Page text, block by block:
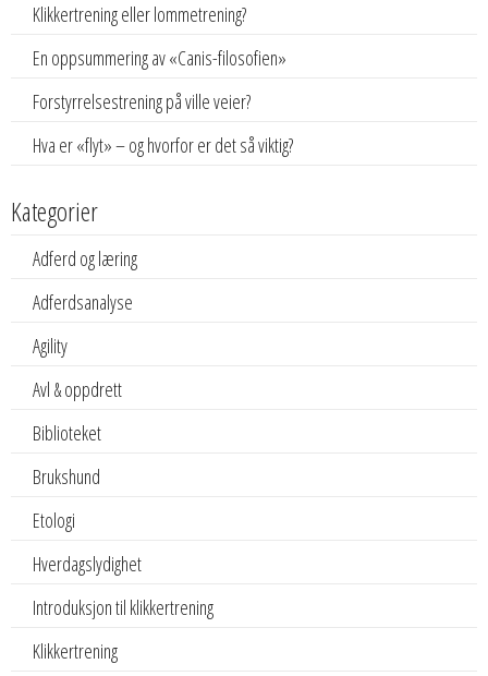
Klikkertrening eller lommetrening?
En oppsummering av «Canis-filosofien»
Forstyrrelsestrening på ville veier?
Hva er «flyt» – og hvorfor er det så viktig?
Kategorier
Adferd og læring
Adferdsanalyse
Agility
Avl & oppdrett
Biblioteket
Brukshund
Etologi
Hverdagslydighet
Introduksjon til klikkertrening
Klikkertrening